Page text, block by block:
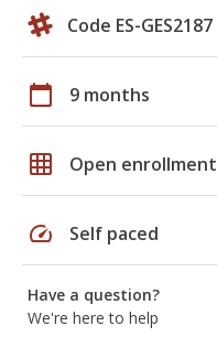
Code ES-GES2187
calendar_today 9 months
grid_on Open enrollment
speed Self paced
Have a question?
We're here to help